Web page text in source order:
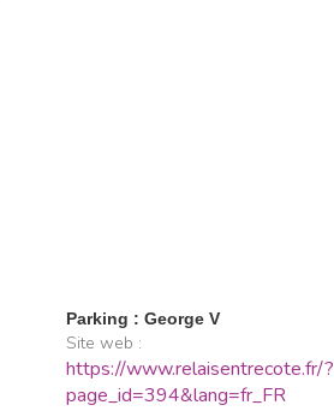
Parking : George V
Site web :
https://www.relaisentrecote.fr/?
page_id=394&lang=fr_FR